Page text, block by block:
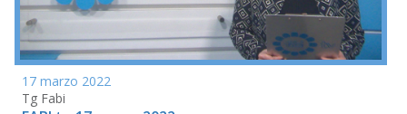
17 marzo 2022
Tg Fabi